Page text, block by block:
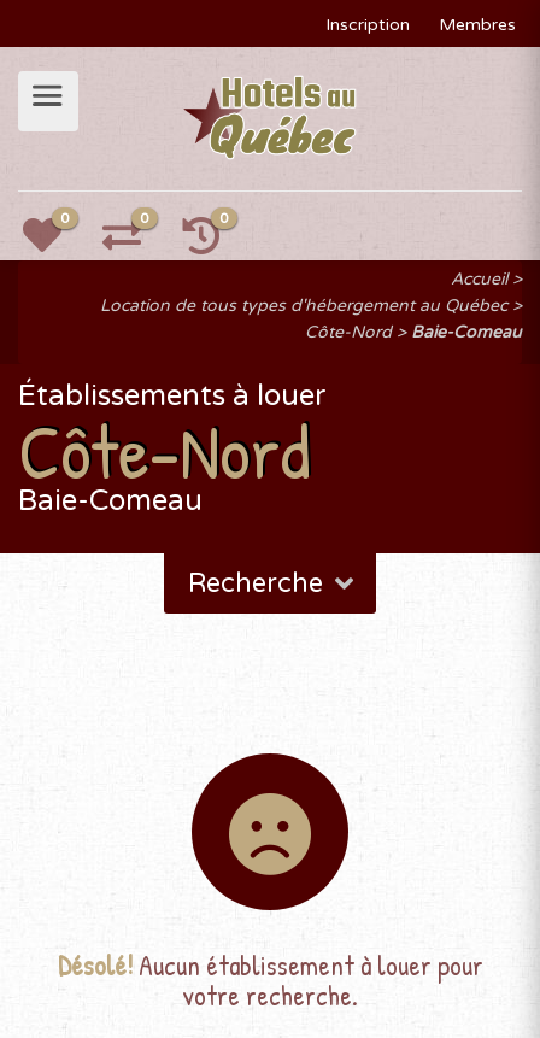
Inscription Membres
0 0 0
Accueil
Location de tous types d'hébergement au Québec
Côte-Nord
Baie-Comeau
Établissements à louer
Côte-Nord
Baie-Comeau
Recherche
Désolé!Aucun établissement à louer pour
votre recherche.